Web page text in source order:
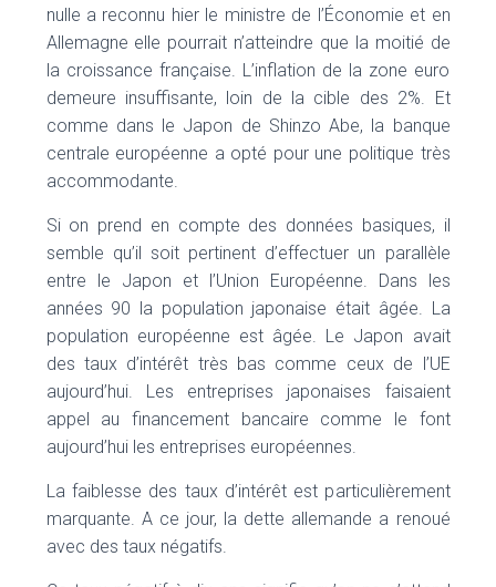
nulle a reconnu hier le ministre de l’Économie et en
Allemagne elle pourrait n’atteindre que la moitié de
la croissance française. L’inflation de la zone euro
demeure insuffisante, loin de la cible des 2%. Et
comme dans le Japon de Shinzo Abe, la banque
centrale européenne a opté pour une politique très
accommodante.
Si on prend en compte des données basiques, il
semble qu’il soit pertinent d’effectuer un parallèle
entre le Japon et l’Union Européenne. Dans les
années 90 la population japonaise était âgée. La
population européenne est âgée. Le Japon avait
des taux d’intérêt très bas comme ceux de l’UE
aujourd’hui. Les entreprises japonaises faisaient
appel au financement bancaire comme le font
aujourd’hui les entreprises européennes.
La faiblesse des taux d’intérêt est particulièrement
marquante. A ce jour, la dette allemande a renoué
avec des taux négatifs.